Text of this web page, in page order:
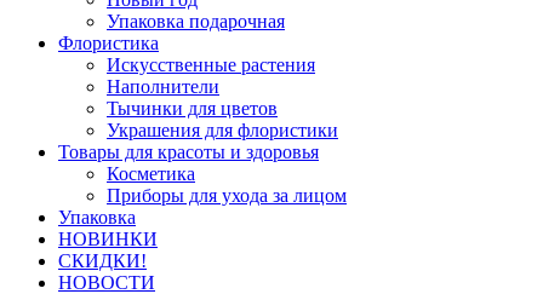
Упаковка подарочная
Флористика
Искусственные растения
Наполнители
Тычинки для цветов
Украшения для флористики
Товары для красоты и здоровья
Косметика
Приборы для ухода за лицом
Упаковка
НОВИНКИ
СКИДКИ!
НОВОСТИ